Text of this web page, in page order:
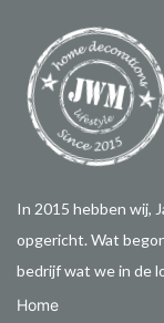
In 2015 hebben wij,
opgericht. Wat
bedrijf wat we in de
Home